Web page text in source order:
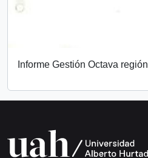
Informe Gestión Octava región